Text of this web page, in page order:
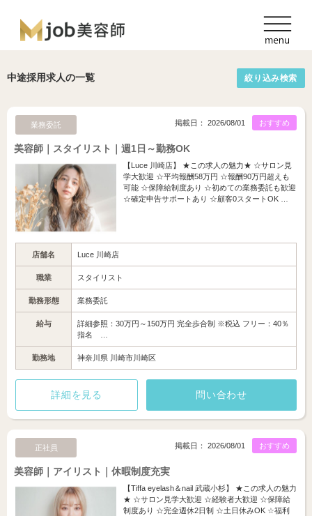
中途採用求人の一覧 絞り込み検索
業務委託 おすすめ
掲載日： 2026/08/01
美容師｜スタイリスト｜週1日～勤務OK
【Luce 川崎店】 ★この求人の魅力★ ☆サロン見
学大歓迎 ☆平均報酬58万円 ☆報酬90万円超えも
可能 ☆保障給制度あり ☆初めての業務委託も歓迎
☆確定申告サポートあり ☆顧客0スタートOK …
店舗名 Luce 川崎店
職業 スタイリスト
勤務形態 業務委託
給与
詳細参照：30万円～150万円 完全歩合制 ※税込 フリー：40％
指名 …
勤務地 神奈川県 川崎市川崎区
詳細を見る 問い合わせ
正社員 おすすめ
掲載日： 2026/08/01
美容師｜アイリスト｜休暇制度充実
【Tiffa eyelash＆nail 武蔵小杉】 ★この求人の魅力
★ ☆サロン見学大歓迎 ☆経験者大歓迎 ☆保障給
制度あり ☆完全週休2日制 ☆土日休みOK ☆福利